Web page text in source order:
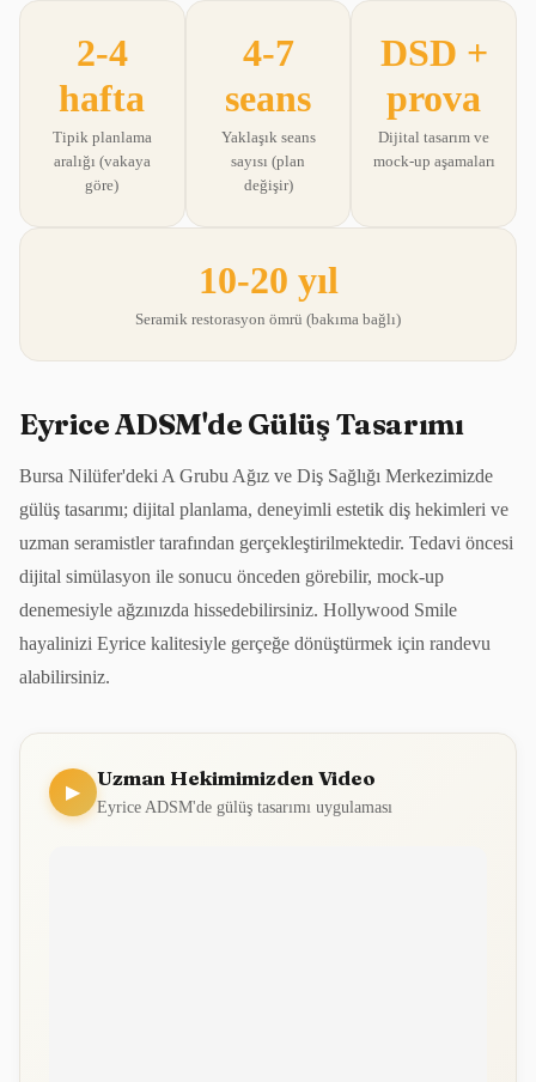
2-4
hafta
Tipik planlama
aralığı (vakaya
göre)
4-7
seans
Yaklaşık seans
sayısı (plan
değişir)
DSD +
prova
Dijital tasarım ve
mock-up aşamaları
10-20 yıl
Seramik restorasyon ömrü (bakıma bağlı)
Eyrice ADSM'de Gülüş Tasarımı
Bursa Nilüfer'deki A Grubu Ağız ve Diş Sağlığı Merkezimizde
gülüş tasarımı; dijital planlama, deneyimli estetik diş hekimleri ve
uzman seramistler tarafından gerçekleştirilmektedir. Tedavi öncesi
dijital simülasyon ile sonucu önceden görebilir, mock-up
denemesiyle ağzınızda hissedebilirsiniz. Hollywood Smile
hayalinizi Eyrice kalitesiyle gerçeğe dönüştürmek için randevu
alabilirsiniz.
▶
Uzman Hekimimizden Video
Eyrice ADSM'de gülüş tasarımı uygulaması